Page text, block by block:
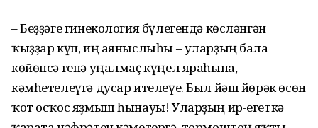
– Беҙҙәге гинекология бүлегендә көсләнгән
ҡыҙҙар күп, иң аяныслыһы – уларҙың бала
көйөнсә генә уңалмаҫ күңел яраһына,
кәмһетелеүгә дусар ителеүе. Был йәш йөрәк өсөн
ҡот осҡос яҙмыш һынауы! Уларҙың ир-егеткә